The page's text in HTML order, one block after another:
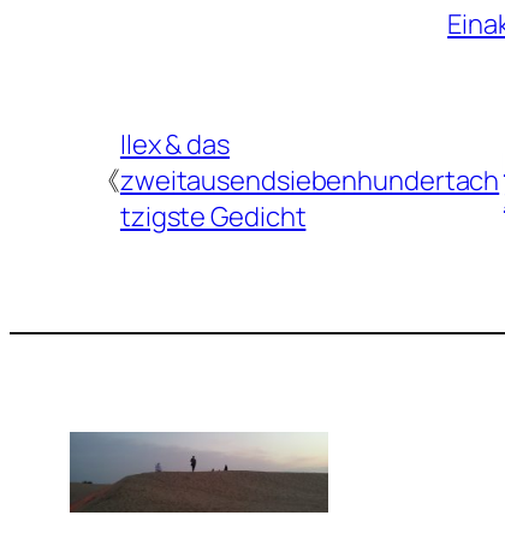
《
Ilex & das
zweitausendsiebenhundertach
tzigste Gedicht